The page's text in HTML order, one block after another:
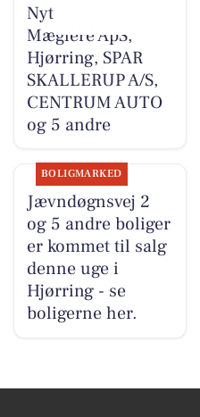
Nyt fra Byens
Mæglere ApS,
Hjørring, SPAR
SKALLERUP A/S,
CENTRUM AUTO
og 5 andre
BOLIGMARKED
Jævndøgnsvej 2
og 5 andre boliger
er kommet til salg
denne uge i
Hjørring - se
boligerne her.